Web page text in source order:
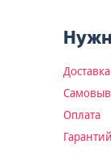
Доставка
Оплата